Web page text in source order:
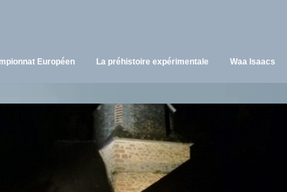
Européen La préhistoire expérimentale Waa Isaacs